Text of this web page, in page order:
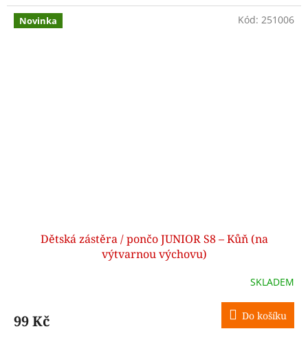
Novinka
Dětská zástěra / pončo JUNIOR S8 – Kůň (na
výtvarnou výchovu)
SKLADEM
99 Kč Do košíku
Kód: 251006